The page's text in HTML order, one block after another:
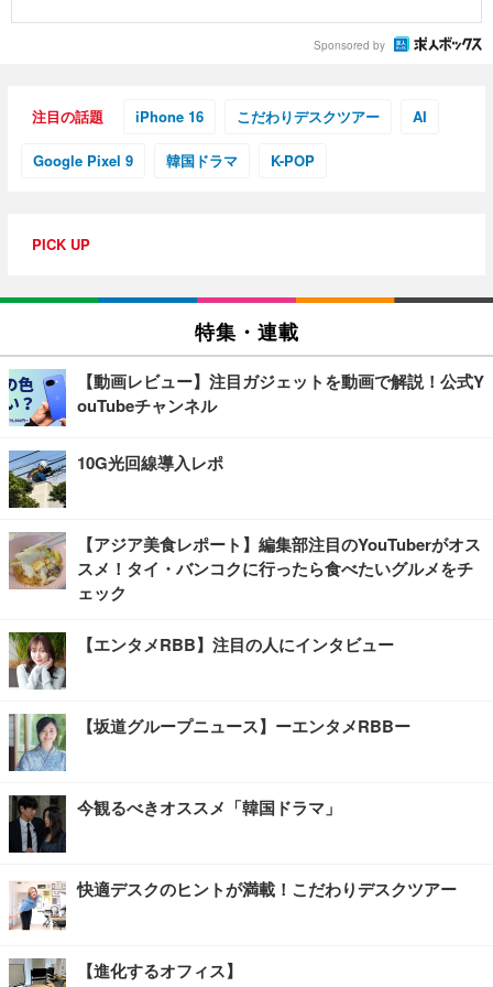
Sponsored by
注目の話題 iPhone 16 こだわりデスクツアー AI
Google Pixel 9 韓国ドラマ K-POP
PICK UP
特集・連載
【動画レビュー】注目ガジェットを動画で解説！公式Y
ouTubeチャンネル
10G光回線導入レポ
【アジア美食レポート】編集部注目のYouTuberがオス
スメ！タイ・バンコクに行ったら食べたいグルメをチ
ェック
【エンタメRBB】注目の人にインタビュー
【坂道グループニュース】ーエンタメRBBー
今観るべきオススメ「韓国ドラマ」
快適デスクのヒントが満載！こだわりデスクツアー
【進化するオフィス】